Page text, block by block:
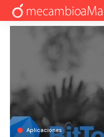
Aplicaciones